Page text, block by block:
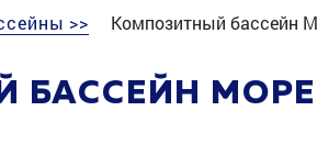
>> Композитный бассейн
БАССЕЙН